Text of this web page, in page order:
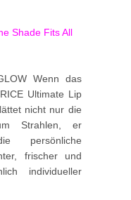
Shade Fits All
Wenn das
Ultimate Lip
nicht nur die
Strahlen, er
persönliche
frischer und
individueller